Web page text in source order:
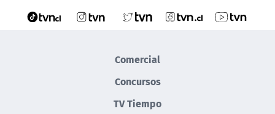
Comercial
Concursos
TV Tiempo